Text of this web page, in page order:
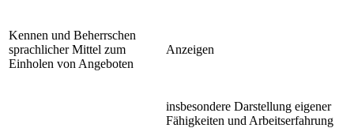
Kennen und Beherrschen
sprachlicher Mittel zum
Einholen von Angeboten
Anzeigen
insbesondere Darstellung eigener
Fähigkeiten und Arbeitserfahrung